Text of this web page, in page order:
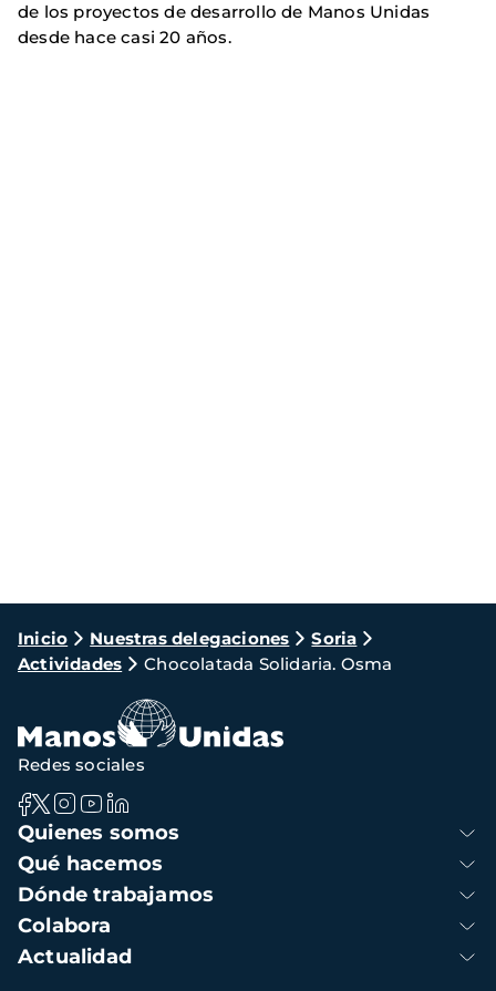
de los proyectos de desarrollo de Manos Unidas
desde hace casi 20 años.
Ruta
de
navegación
Inicio Nuestras delegaciones
Soria
Actividades
Chocolatada Solidaria. Osma
Navegación
principal
Quienes somos
Qué hacemos
Dónde trabajamos
Colabora
Actualidad
Redes sociales